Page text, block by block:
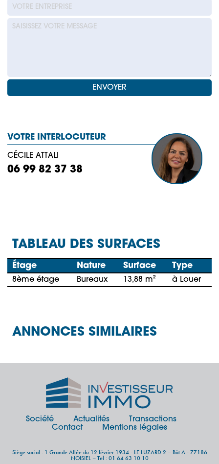
VOTRE INTERLOCUTEUR
CÉCILE ATTALI
06 99 82 37 38
TABLEAU DES SURFACES
Étage Nature Surface Type
8ème étage Bureaux 13,88 m² à Louer
ANNONCES SIMILAIRES
Société Actualités
Transactions
Contact
Mentions légales
Siège social : 1 Grande Allée du 12 février 1934 - LE LUZARD 2 – Bât A - 77186
NOISIEL – Tel : 01 64 63 10 10